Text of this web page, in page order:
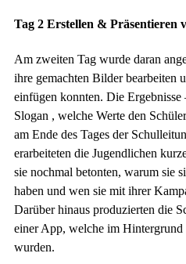
Tag 2 Erstellen & Präsentieren
Am zweiten Tag wurde daran
ihre gemachten Bilder bearbeiten
einfügen konnten. Die
Slogan , welche Werte den
am Ende des Tages der
erarbeiteten die Jugendlichen
sie nochmal betonten, warum sie
haben und wen sie mit ihrer
Darüber hinaus produzierten die
einer App, welche im Hintergrund
wurden.